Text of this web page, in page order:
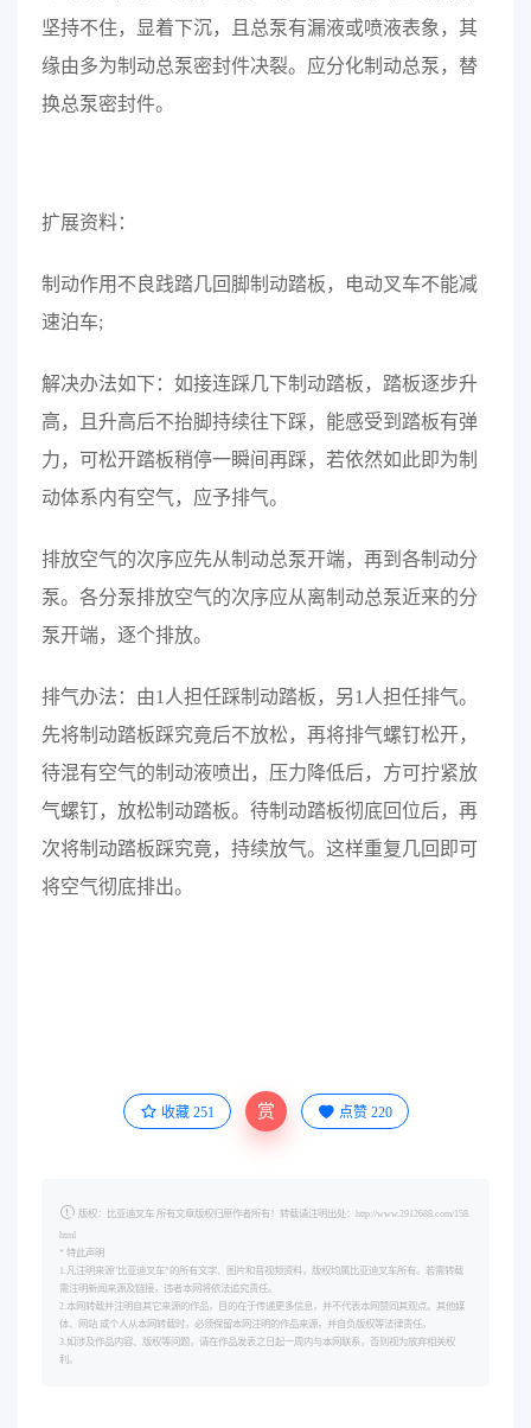
坚持不住，显着下沉，且总泵有漏液或喷液表象，其
缘由多为制动总泵密封件决裂。应分化制动总泵，替
换总泵密封件。
扩展资料：
制动作用不良践踏几回脚制动踏板，电动叉车不能减
速泊车;
解决办法如下：如接连踩几下制动踏板，踏板逐步升
高，且升高后不抬脚持续往下踩，能感受到踏板有弹
力，可松开踏板稍停一瞬间再踩，若依然如此即为制
动体系内有空气，应予排气。
排放空气的次序应先从制动总泵开端，再到各制动分
泵。各分泵排放空气的次序应从离制动总泵近来的分
泵开端，逐个排放。
排气办法：由1人担任踩制动踏板，另1人担任排气。
先将制动踏板踩究竟后不放松，再将排气螺钉松开，
待混有空气的制动液喷出，压力降低后，方可拧紧放
气螺钉，放松制动踏板。待制动踏板彻底回位后，再
次将制动踏板踩究竟，持续放气。这样重复几回即可
将空气彻底排出。
收藏 251 赏 点赞 220
版权：比亚迪叉车 所有文章版权归原作者所有！转载请注明出处：http://www.2912688.com/158.
html
* 特此声明
1.凡注明来源"比亚迪叉车”的所有文字、图片和音视频资料，版权均属比亚迪叉车所有。若需转载
需注明新闻来源及链接，违者本网将依法追究责任。
2.本网转载并注明自其它来源的作品，目的在于传递更多信息，并不代表本网赞同其观点。其他媒
体、网站 或个人从本网转载时，必须保留本网注明的作品来源，并自负版权等法律责任。
3.如涉及作品内容、版权等问题，请在作品发表之日起一周内与本网联系，否则视为放弃相关权
利。